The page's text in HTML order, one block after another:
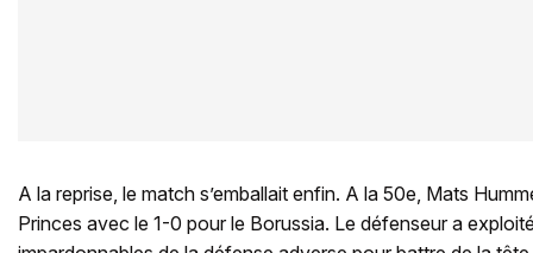
A la reprise, le match s’emballait enfin. A la 50e, Mats
Princes avec le 1-0 pour le Borussia. Le défenseur a